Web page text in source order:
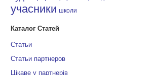
учасники школи
Каталог Статей
Статьи
Статьи партнеров
Цікаве у партнерів